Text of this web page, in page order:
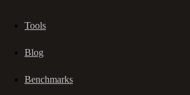
Tools
Blog
Benchmarks